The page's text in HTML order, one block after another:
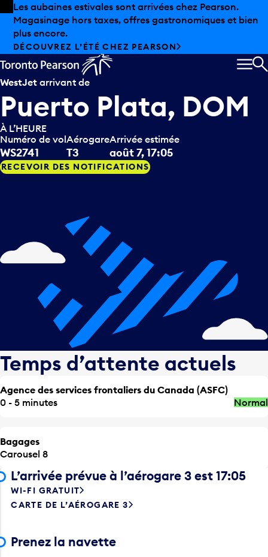
Skip to offers
Passer au contenu principal
Les aubaines estivales sont arrivées chez Pearson.
Magasinage hors taxes, offres gastronomiques et bien
plus encore.
DÉCOUVREZ L’ÉTÉ CHEZ PEARSON
WestJet arrivant de
Puerto Plata, DOM
À L’HEURE
Numéro de vol
WS2741
Aérogare
T3
Arrivée estimée
août 7, 17:05
RECEVOIR DES NOTIFICATIONS
Temps d’attente actuels
Agence des services frontaliers du Canada (ASFC)
0 - 5 minutes
Normal
Bagages
Carousel 8
L’arrivée prévue à l’aérogare 3 est 17:05
WI-FI GRATUIT
CARTE DE L’AÉROGARE 3
Prenez la navette